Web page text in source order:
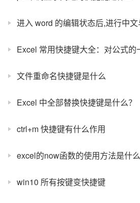
Excel 常用快捷键大全：对公式的
文件重命名快捷键是什么
Excel 中全部替换快捷键是什么？
ctrl+m 快捷键有什么作用
excel的now函数的使用方法是什么
win10 所有按键变快捷键